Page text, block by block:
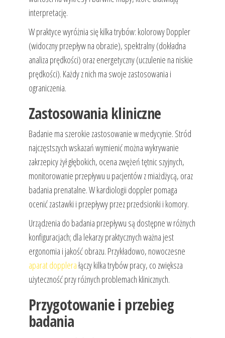
interpretację.
W praktyce wyróżnia się kilka trybów: kolorowy Doppler
(widoczny przepływ na obrazie), spektralny (dokładna
analiza prędkości) oraz energetyczny (uczulenie na niskie
prędkości). Każdy z nich ma swoje zastosowania i
ograniczenia.
Zastosowania kliniczne
Badanie ma szerokie zastosowanie w medycynie. Stród
najczęstszych wskazań wymienić można wykrywanie
zakrzepicy żył głębokich, ocena zwężeń tętnic szyjnych,
monitorowanie przepływu u pacjentów z miażdżycą, oraz
badania prenatalne. W kardiologii doppler pomaga
ocenić zastawki i przepływy przez przedsionki i komory.
Urządzenia do badania przepływu są dostępne w różnych
konfiguracjach; dla lekarzy praktycznych ważna jest
ergonomia i jakość obrazu. Przykładowo, nowoczesne
aparat dopplerałączy kilka trybów pracy, co zwiększa
użyteczność przy różnych problemach klinicznych.
Przygotowanie i przebieg
badania